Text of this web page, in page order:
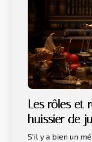
Les rôles et
huissier de
S'il y a bien un